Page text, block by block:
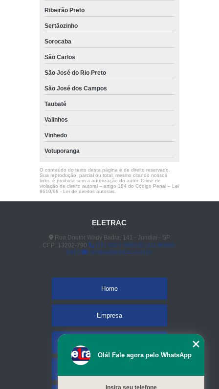
Ribeirão Preto
Sertãozinho
Sorocaba
São Carlos
São José do Rio Preto
São José dos Campos
Taubaté
Valinhos
Vinhedo
Votuporanga
O conteúdo do texto desta página é de direito reservado.
Sua reprodução, parcial ou total, mesmo citando nossos
links, é proibida sem a autorização do autor. Crime de
violação de direito autoral – artigo 184 do Código Penal – Lei
9610/98 - Lei de direitos autorais.
ELETRAC
Rua Doutor Wady Badra, 141 - Jundiaí - SP
CEP: 13202-790
(11) 4523-3890
(11) 96848-
0413
vendas@eletrac.com.br
Home
Empresa
Olá! Fale agora pelo WhatsApp
Insira seu telefone